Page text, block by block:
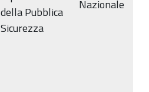
della Pubblica
Sicurezza
Nazionale